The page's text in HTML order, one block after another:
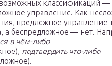
классификаций —
управление. Как
предложное управление
а беспредложное — нет.
в чём-либо
подтвердить что-либо